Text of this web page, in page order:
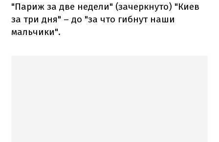
"Париж за две недели" (зачеркнуто) "Киев
за три дня" – до "за что гибнут наши
мальчики".